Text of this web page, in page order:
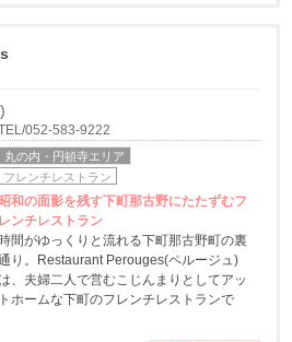
052-583-9222
丸の内・円頓寺エリア
フレンチレストラン
昭和の面影を残す下町那古野にたたずむフ
レンチレストラン
時間がゆっくりと流れる下町那古野町の裏
り。Restaurant Perouges(ペルージュ)
、夫婦二人で営むこじんまりとしてアッ
トホームな下町のフレンチレストランで